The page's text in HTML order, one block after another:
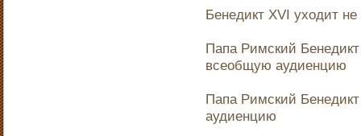
Бенедикт XVI уходит
Папа Римский
всеобщую аудиенцию
Папа Римский
аудиенцию